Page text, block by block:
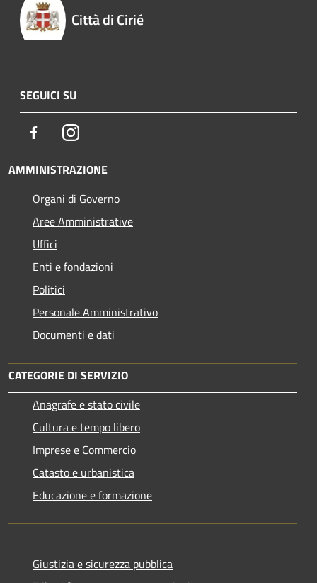
Città di Cirié
SEGUICI SU
FacebookInstagram
AMMINISTRAZIONE
Organi di Governo
Aree Amministrative
Uffici
Enti e fondazioni
Politici
Personale Amministrativo
Documenti e dati
CATEGORIE DI SERVIZIO
Anagrafe e stato civile
Cultura e tempo libero
Imprese e Commercio
Catasto e urbanistica
Educazione e formazione
Giustizia e sicurezza pubblica